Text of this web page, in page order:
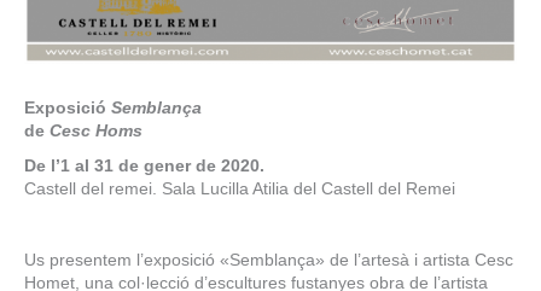
Exposició Semblança
de Cesc Homs
De l’1 al 31 de gener de 2020.
Castell del remei. Sala Lucilla Atilia del Castell del Remei
Us presentem l’exposició «Semblança» de l’artesà i artista Cesc
Homet, una col·lecció d’escultures fustanyes obra de l’artista